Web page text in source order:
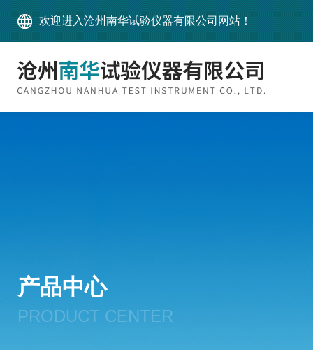
欢迎进入沧州南华试验仪器有限公司网站！
产品中心
PRODUCT CENTER